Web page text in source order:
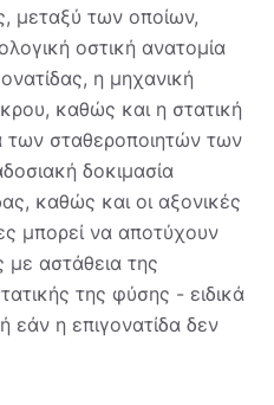
μεταξύ των οποίων,
οστική ανατομία
η μηχανική
καθώς και η στατική
των σταθεροποιητών των
δοκιμασία
καθώς και οι αξονικές
μπορεί να αποτύχουν
με αστάθεια της
της φύσης - ειδικά
εάν η επιγονατίδα δεν